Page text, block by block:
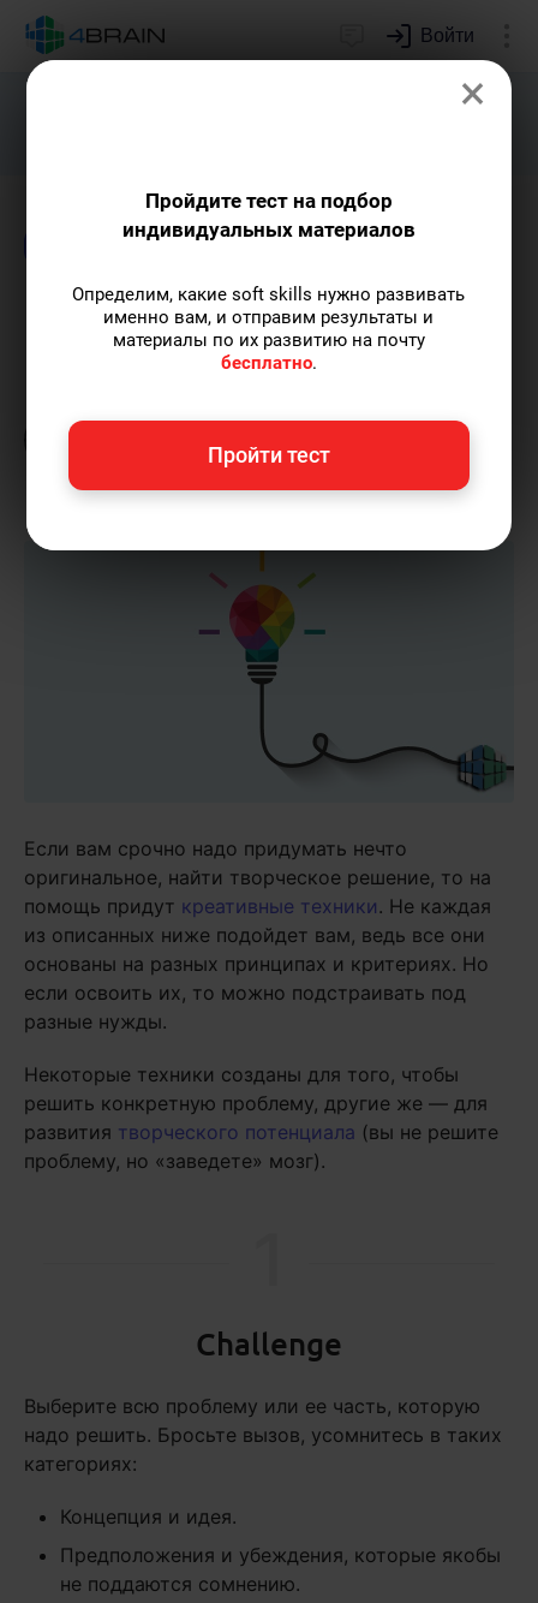
Войти
Подарим индивидуальный план
Креативность
Пять креативных техник
Пишу статьи по теме«Креативность»и не
только, а также рекомендую курс
Если вам срочно надо придумать нечто
оригинальное, найти творческое решение, то на
помощь придут креативные техники. Не каждая
из описанных ниже подойдет вам, ведь все они
основаны на разных принципах и критериях. Но
если освоить их, то можно подстраивать под
разные нужды.
Некоторые техники созданы для того, чтобы
решить конкретную проблему, другие же — для
развития творческого потенциала (вы не решите
проблему, но «заведете» мозг).
Challenge
Выберите всю проблему или ее часть, которую
надо решить. Бросьте вызов, усомнитесь в таких
категориях:
Концепция и идея.
Предположения и убеждения, которые якобы
не поддаются сомнению.
×
Пройдите тест на подбор
индивидуальных материалов
Определим, какие soft skills нужно развивать
именно вам, и отправим результаты и
материалы по их развитию на почту
бесплатно.
Пройти тест